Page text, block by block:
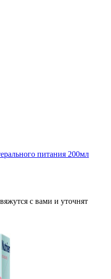
питания 200мл
с вами и уточнят